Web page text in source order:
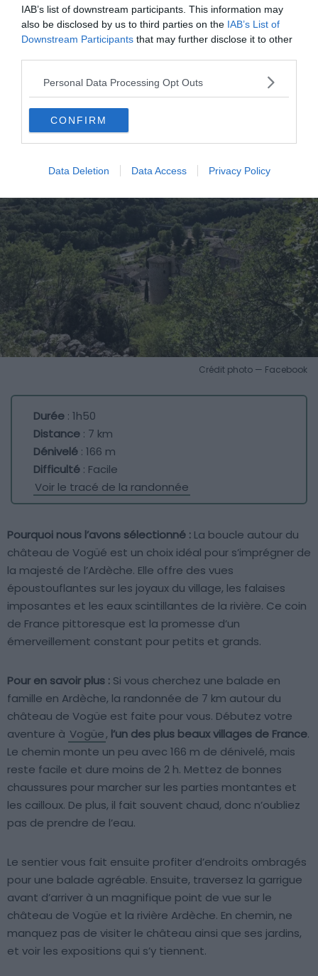
IAB’s list of downstream participants. This information may
also be disclosed by us to third parties on the IAB’s List of
Downstream Participants that may further disclose it to other
Personal Data Processing Opt Outs
CONFIRM
Data Deletion Data Access Privacy Policy
La boucle autour du château de Vogüe
Crédit photo — Facebook
Durée : 1h50
Distance : 7 km
Dénivelé : 166 m
Difficulté : Facile
Voir le tracé de la randonnée
Pourquoi nous l’avons sélectionné : La boucle autour du
château de Vogüé est un choix idéal pour s’imprégner de
la majesté de l’Ardèche. Elle offre des vues
époustouflantes sur les joyaux du village, les falaises
imposantes et les eaux scintillantes de la rivière. Ce coin
de France pittoresque est la promesse d’un
émerveillement constant pour petits et grands.
Pour en savoir plus : Si vous cherchez une balade en
famille en Ardèche, la randonnée de 7 km autour du
château de Vogüe est faite pour vous. Débutez votre
aventure à Vogüe, l’un des plus beaux villages de France.
Le chemin monte un peu avec 166 m de dénivelé, mais
reste facile et dure moins de 2 h. Mettez de bonnes
chaussures pour marcher sur les parties montantes et
les cailloux. De plus, il fait souvent chaud, donc n’oubliez
pas de prendre de l’eau.
Le sentier vous fait ensuite profiter d’endroits ombragés
pour une balade agréable. Ensuite, traversez la garrigue
avant d’arriver à un magnifique point de vue sur le
château de Vogüe et la rivière Ardèche. En chemin, ne
manquez pas de visiter le château ainsi que ses jardins,
et voir les expositions qui s’y tiennent.